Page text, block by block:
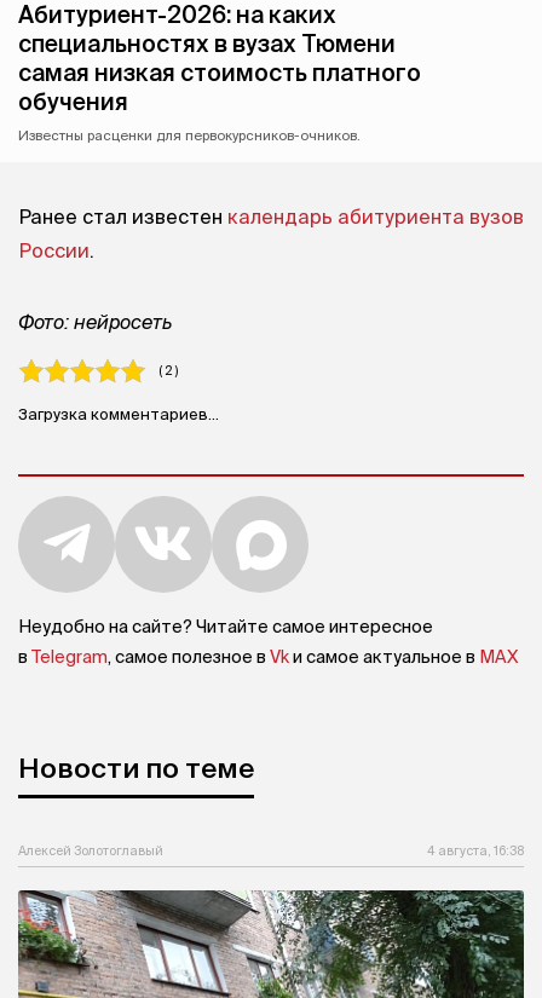
Абитуриент-2026: на каких
специальностях в вузах Тюмени
самая низкая стоимость платного
обучения
Известны расценки для первокурсников-очников.
Ранее стал известен календарь абитуриента вузов
России.
Фото: нейросеть
( 2 )
Загрузка комментариев...
Неудобно на сайте? Читайте самое интересное
в Telegram, самое полезное в Vkи самое актуальное в MAX
Новости по теме
Алексей Золотоглавый 4 августа, 16:38